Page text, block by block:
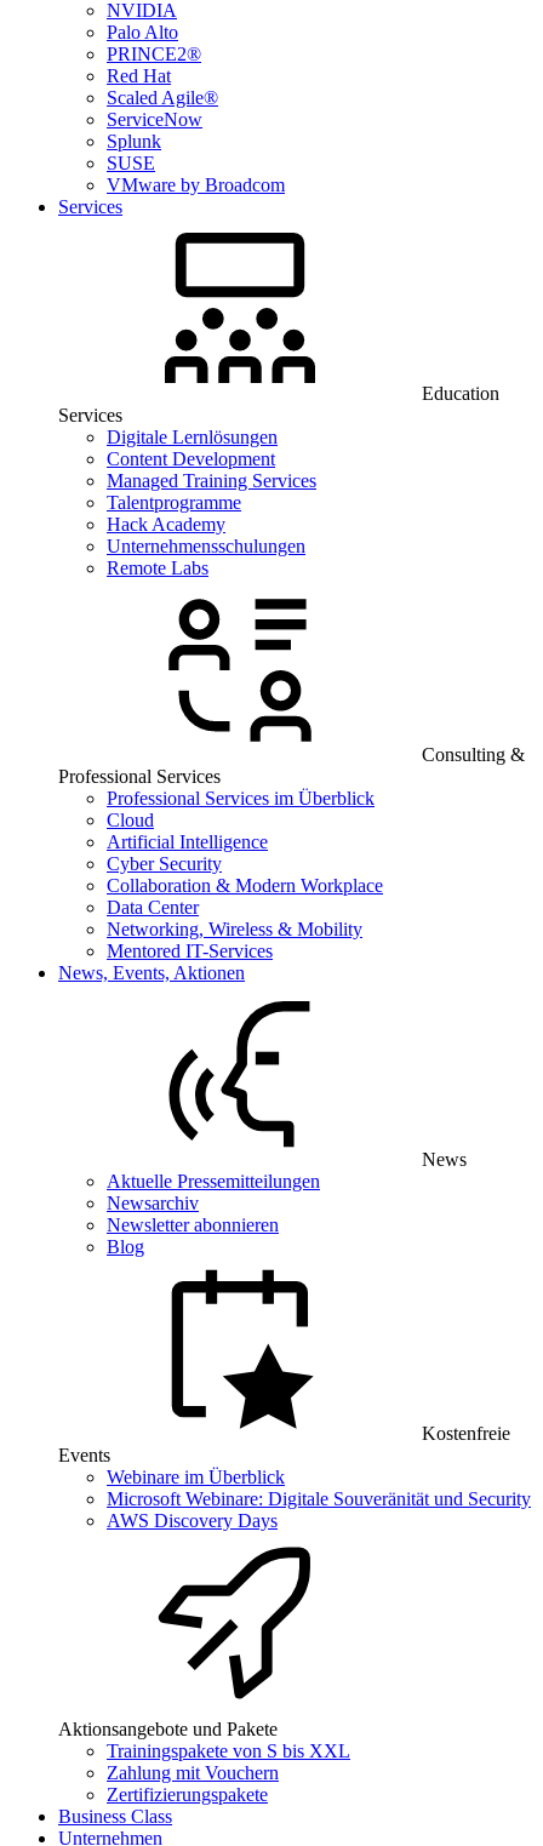
NVIDIA
Palo Alto
PRINCE2®
Red Hat
Scaled Agile®
ServiceNow
Splunk
SUSE
VMware by Broadcom
Services
Education
Services
Digitale Lernlösungen
Content Development
Managed Training Services
Talentprogramme
Hack Academy
Unternehmensschulungen
Remote Labs
Consulting &
Professional Services
Professional Services im Überblick
Cloud
Artificial Intelligence
Cyber Security
Collaboration & Modern Workplace
Data Center
Networking, Wireless & Mobility
Mentored IT-Services
News, Events, Aktionen
News
Aktuelle Pressemitteilungen
Newsarchiv
Newsletter abonnieren
Blog
Kostenfreie
Events
Webinare im Überblick
Microsoft Webinare: Digitale Souveränität und Security
AWS Discovery Days
Aktionsangebote und Pakete
Trainingspakete von S bis XXL
Zahlung mit Vouchern
Zertifizierungspakete
Business Class
Unternehmen